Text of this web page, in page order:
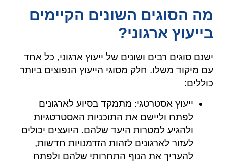
מה הסוגים השונים הקיימים
בייעוץ ארגוני?
ישנם סוגים רבים ושונים של ייעוץ ארגוני, כל אחד
עם מיקוד משלו. חלק מסוגי הייעוץ הנפוצים ביותר
כוללים:
ייעוץ אסטרטגי: מתמקד בסיוע לארגונים
לפתח וליישם את התוכניות האסטרטגיות
ולהגיע למטרות היעד שלהם. היועצים יכולים
לעזור לארגונים לזהות הזדמנויות חדשות,
להעריך את הנוף התחרותי שלהם ולפתח